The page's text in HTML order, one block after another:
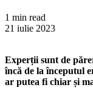
1 min read
21 iulie 2023
Experții sunt de
încă de la începutul
ar putea fi chiar și